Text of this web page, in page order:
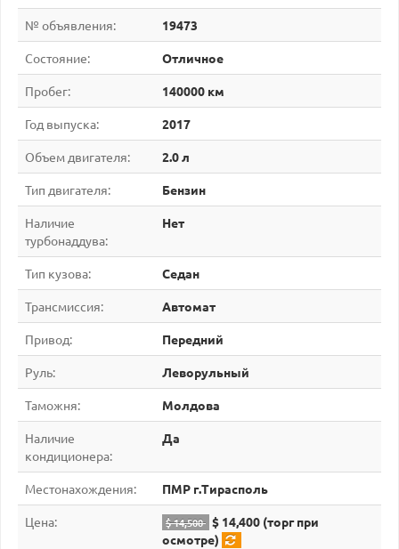
№ объявления: 19473
Состояние: Отличное
Пробег: 140000 км
Год выпуска: 2017
Объем двигателя: 2.0 л
Тип двигателя: Бензин
Наличие
турбонаддува:
Нет
Тип кузова: Седан
Трансмиссия: Автомат
Привод: Передний
Руль: Леворульный
Таможня: Молдова
Наличие
кондиционера:
Да
Местонахождения: ПМР г.Тирасполь
Цена: $ 14,500 $ 14,400 (торг при
осмотре)